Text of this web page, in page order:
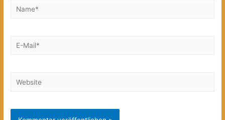
Name*
E-
Website